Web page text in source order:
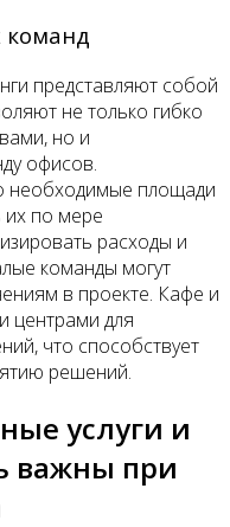
представляют собой
не только гибко
но и
офисов.
необходимые площади
их по мере
расходы и
команды могут
в проекте. Кафе и
центрами для
что способствует
решений.
услуги и
важны при